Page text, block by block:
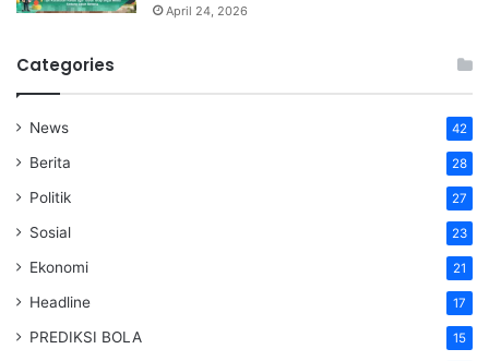
April 24, 2026
Categories
News 42
Berita 28
Politik 27
Sosial 23
Ekonomi 21
Headline 17
PREDIKSI BOLA 15